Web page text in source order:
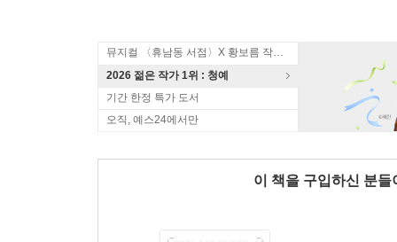
뮤지컬 〈휴남동 서점〉X 황보름 작가 북토크
2026 젊은 작가 1위 : 청예
기간 한정 특가 도서
오직, 예스24에서만
이 책을 구입하신 분